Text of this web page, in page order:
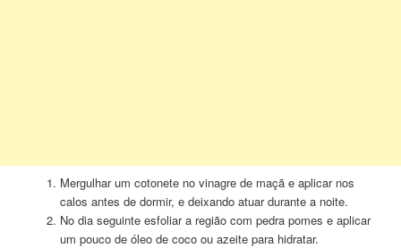
Mergulhar um cotonete no vinagre de maçã e aplicar nos
calos antes de dormir, e deixando atuar durante a noite.
No dia seguinte esfoliar a região com pedra pomes e aplicar
um pouco de óleo de coco ou azeite para hidratar.